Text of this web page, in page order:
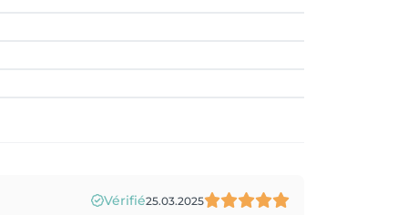
Vérifié25.03.2025